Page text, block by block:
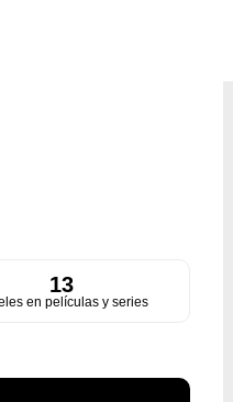
13
en películas y series